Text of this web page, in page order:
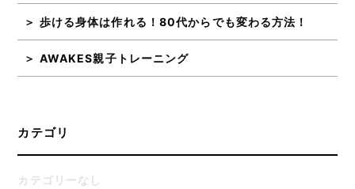
歩ける身体は作れる！80代からでも変わる方法！
AWAKES親子トレーニング
カテゴリ
カテゴリーなし